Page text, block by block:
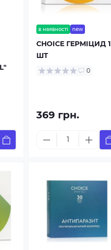
в наявності new
CHOICE ГЕРМІЦИД 1
ШТ
0
369 грн.